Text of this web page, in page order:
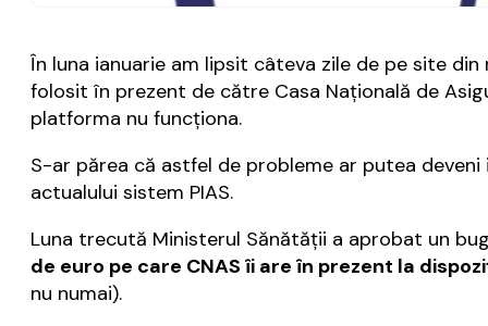
În luna ianuarie am lipsit câteva zile de pe site
folosit în prezent de către Casa Naţională de
platforma nu funcţiona.
S-ar părea că astfel de probleme ar putea
actualului sistem PIAS.
Luna trecută Ministerul Sănătăţii a aprobat un
de euro pe care CNAS îi are în prezent la
nu numai).